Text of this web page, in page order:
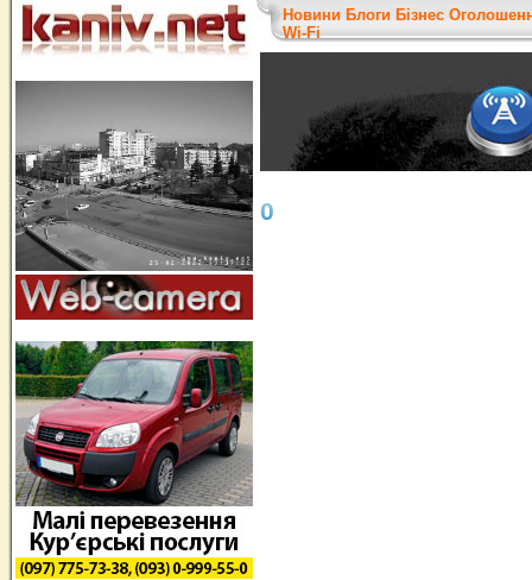
Новини Блоги Бізнес
Wi-Fi
0